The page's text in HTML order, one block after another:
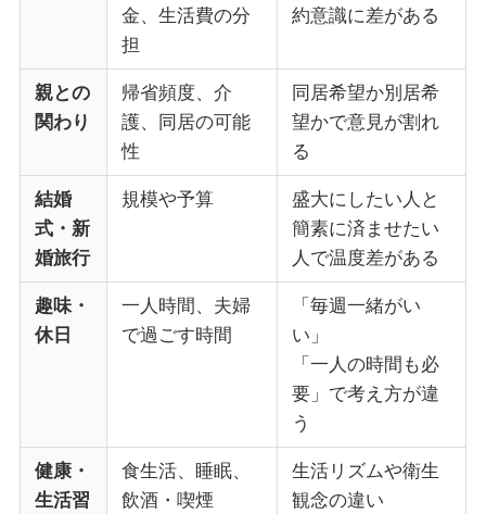
金、生活費の分
担
約意識に差がある
親との
関わり
帰省頻度、介
護、同居の可能
性
同居希望か別居希
望かで意見が割れ
る
結婚
式・新
婚旅行
規模や予算
盛大にしたい人と
簡素に済ませたい
人で温度差がある
趣味・
休日
一人時間、夫婦
で過ごす時間
「毎週一緒がい
い」
「一人の時間も必
要」で考え方が違
う
健康・
生活習
食生活、睡眠、
飲酒・喫煙
生活リズムや衛生
観念の違い